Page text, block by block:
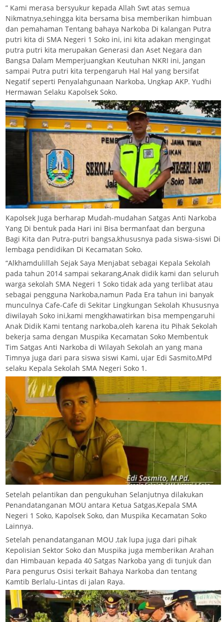
” Kami merasa bersyukur kepada Allah Swt atas semua
Nikmatnya,sehingga kita bersama bisa memberikan himbuan
dan pemahaman Tentang bahaya Narkoba Di kalangan Putra
putri kita di SMA Negeri 1 Soko ini, ini kita adakan mengingat
putra putri kita merupakan Generasi dan Aset Negara dan
Bangsa Dalam Memperjuangkan Keutuhan NKRI ini, Jangan
sampai Putra putri kita terpengaruh Hal Hal yang bersifat
Negatif seperti Penyalahgunaan Narkoba, Ungkap AKP. Yudhi
Hermawan Selaku Kapolsek Soko.
Kapolsek Juga berharap Mudah-mudahan Satgas Anti Narkoba
Yang Di bentuk pada Hari ini Bisa bermanfaat dan berguna
Bagi Kita dan Putra-putri bangsa,khususnya pada siswa-siswi Di
lembaga pendidikan Di Kecamatan Soko.
“Alkhamdulillah Sejak Saya Menjabat sebagai Kepala Sekolah
pada tahun 2014 sampai sekarang,Anak didik kami dan seluruh
warga sekolah SMA Negeri 1 Soko tidak ada yang terlibat atau
sebagai pengguna Narkoba,namun Pada Era tahun ini banyak
munculnya Cafe-Cafe di Sekitar Lingkungan Sekolah Khususnya
diwilayah Soko ini,kami mengkhawatirkan bisa mempengaruhi
Anak Didik Kami tentang narkoba,oleh karena itu Pihak Sekolah
bekerja sama dengan Muspika Kecamatan Soko Membentuk
Tim Satgas Anti Narkoba di Wilayah Sekolah an yang mana
Timnya juga dari para siswa siswi Kami, ujar Edi Sasmito,MPd
selaku Kepala Sekolah SMA Negeri Soko 1.
Setelah pelantikan dan pengukuhan Selanjutnya dilakukan
Penandatanganan MOU antara Ketua Satgas,Kepala SMA
Negeri 1 Soko, Kapolsek Soko, dan Muspika Kecamatan Soko
Lainnya.
Setelah penandatanganan MOU ,tak lupa juga dari pihak
Kepolisian Sektor Soko dan Muspika juga memberikan Arahan
dan Himbauan kepada 40 Satgas Narkoba yang di tunjuk dan
Para pengurus Osisi terkait Bahaya Narkoba dan tentang
Kamtib Berlalu-Lintas di jalan Raya.